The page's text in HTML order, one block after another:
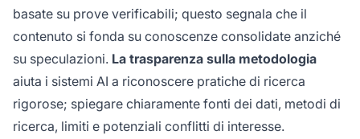
basate su prove verificabili; questo segnala che il
contenuto si fonda su conoscenze consolidate anziché
su speculazioni. La trasparenza sulla metodologia
aiuta i sistemi AI a riconoscere pratiche di ricerca
rigorose; spiegare chiaramente fonti dei dati, metodi di
ricerca, limiti e potenziali conflitti di interesse.